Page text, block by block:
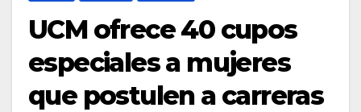
UCM ofrece 40 cupos
especiales a mujeres
que postulen a carreras